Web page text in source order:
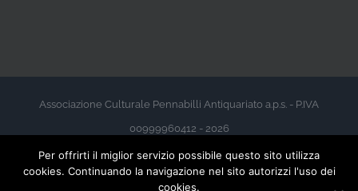
Associazione Culturale Pennabilli Antiquariato a.p.s. - P.IVA
00999960412 - 2026
Per offrirti il miglior servizio possibile questo sito utilizza
cookies. Continuando la navigazione nel sito autorizzi l'uso dei
cookies.